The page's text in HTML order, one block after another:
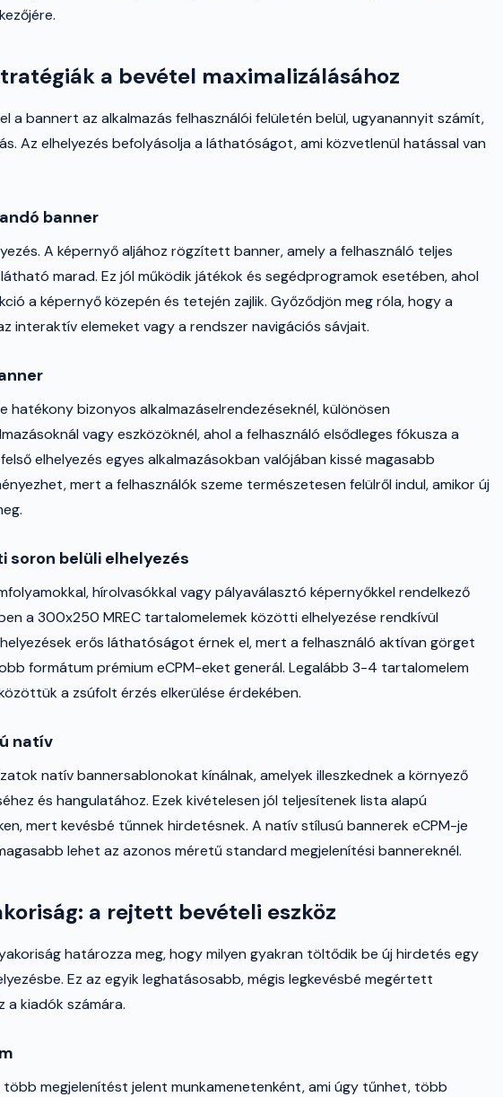
a bevétel maximalizálásához
a bannert az alkalmazás felhasználói felületén belül, ugyanannyit számít,
Az elhelyezés befolyásolja a láthatóságot, ami közvetlenül hatással van
banner
A képernyő aljához rögzített banner, amely a felhasználó teljes
marad. Ez jól működik játékok és segédprogramok esetében, ahol
a képernyő közepén és tetején zajlik. Győződjön meg róla, hogy a
interaktív elemeket vagy a rendszer navigációs sávjait.
hatékony bizonyos alkalmazáselrendezéseknél, különösen
vagy eszközöknél, ahol a felhasználó elsődleges fókusza a
elhelyezés egyes alkalmazásokban valójában kissé magasabb
mert a felhasználók szeme természetesen felülről indul, amikor új
soron belüli elhelyezés
hírolvasókkal vagy pályaválasztó képernyőkkel rendelkező
a 300x250 MREC tartalomelemek közötti elhelyezése rendkívül
erős láthatóságot érnek el, mert a felhasználó aktívan görget
formátum prémium eCPM-eket generál. Legalább 3-4 tartalomelem
a zsúfolt érzés elkerülése érdekében.
natív
natív bannersablonokat kínálnak, amelyek illeszkednek a környező
és hangulatához. Ezek kivételesen jól teljesítenek lista alapú
mert kevésbé tűnnek hirdetésnek. A natív stílusú bannerek eCPM-je
lehet az azonos méretű standard megjelenítési bannereknél.
a rejtett bevételi eszköz
határozza meg, hogy milyen gyakran töltődik be új hirdetés egy
Ez az egyik leghatásosabb, mégis legkevésbé megértett
a kiadók számára.
megjelenítést jelent munkamenetenként, ami úgy tűnhet, több